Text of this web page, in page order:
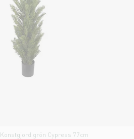
Konstgjord grön Cypress 77cm